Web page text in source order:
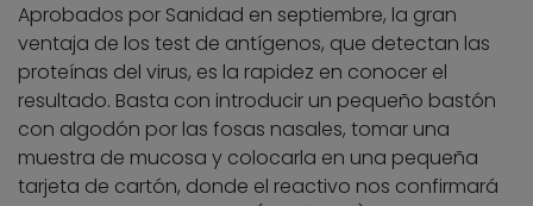
Aprobados por Sanidad en septiembre, la gran
ventaja de los test de antígenos, que detectan las
proteínas del virus, es la rapidez en conocer el
resultado. Basta con introducir un pequeño bastón
con algodón por las fosas nasales, tomar una
muestra de mucosa y colocarla en una pequeña
tarjeta de cartón, donde el reactivo nos confirmará